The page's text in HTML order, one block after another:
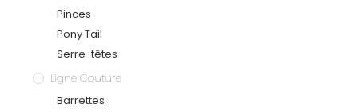
Pinces
Pony Tail
Serre-têtes
Ligne Couture
Barrettes